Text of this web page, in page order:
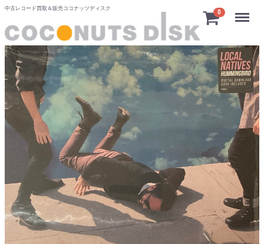
中古レコード買取＆販売ココナッツディスク
0 Menu